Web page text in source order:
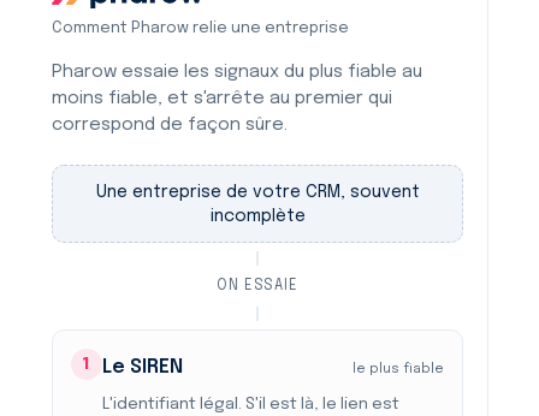
Comment Pharow relie une entreprise
Pharow essaie les signaux du plus fiable au
moins fiable, et s'arrête au premier qui
correspond de façon sûre.
Une entreprise de votre CRM, souvent
incomplète
ON ESSAIE
1 Le SIREN le plus fiable
L'identifiant légal. S'il est là, le lien est